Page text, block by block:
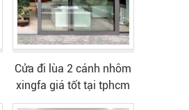
Cửa đi lùa 2 cánh nhôm
xingfa giá tốt tại tphcm